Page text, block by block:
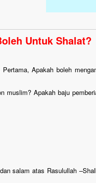
Untuk Shalat?
Apakah boleh
muslim? Apakah baju
salam atas Rasulullah
Nasib masjid di
mengenaskan.
berlumut, dan